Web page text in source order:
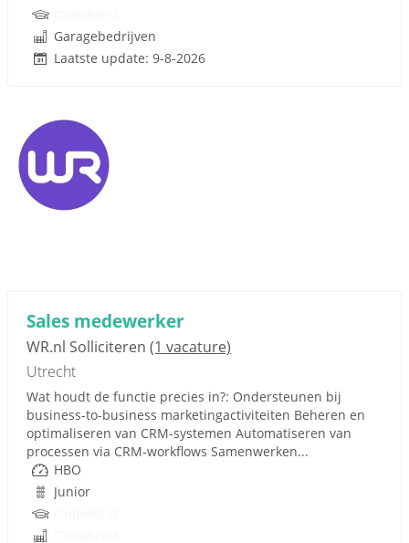
Garagebedrijven
Laatste update: 9-8-2026
Sales medewerker
WR.nl Solliciteren (1 vacature)
Utrecht
Wat houdt de functie precies in?: Ondersteunen bij
business-to-business marketingactiviteiten Beheren en
optimaliseren van CRM-systemen Automatiseren van
processen via CRM-workflows Samenwerken...
HBO
Junior